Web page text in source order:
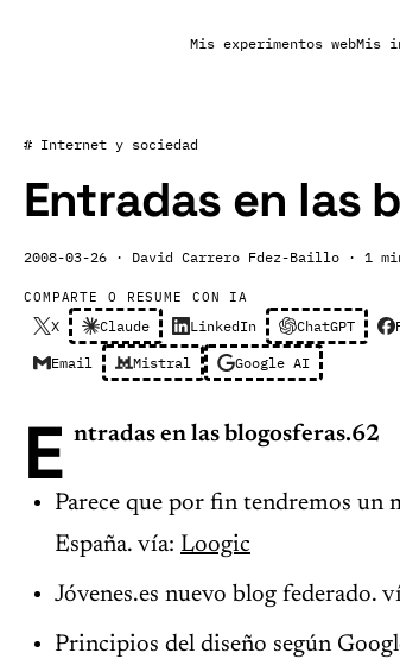
Mis experimentos webMis
# Internet y sociedad
Entradas en las
2008-03-26 · David Carrero Fdez-Baillo · 1
COMPARTE O RESUME CON IA
X Claude LinkedIn ChatGPT
Email Mistral Google AI
E ntradas en las blogosferas.62
Parece que por fin tendremos un
España. vía: Loogic
Jóvenes.es nuevo blog federado.
Principios del diseño según